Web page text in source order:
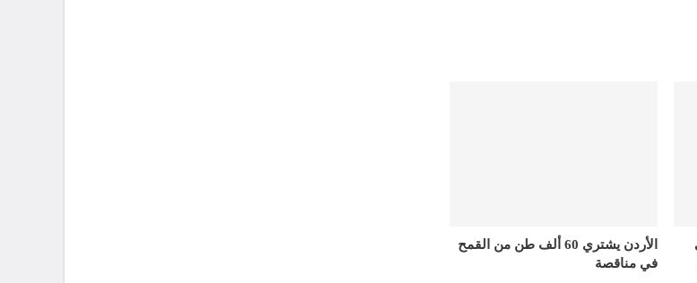
الأردن يشتري 60 ألف طن من القمح
في مناقصة